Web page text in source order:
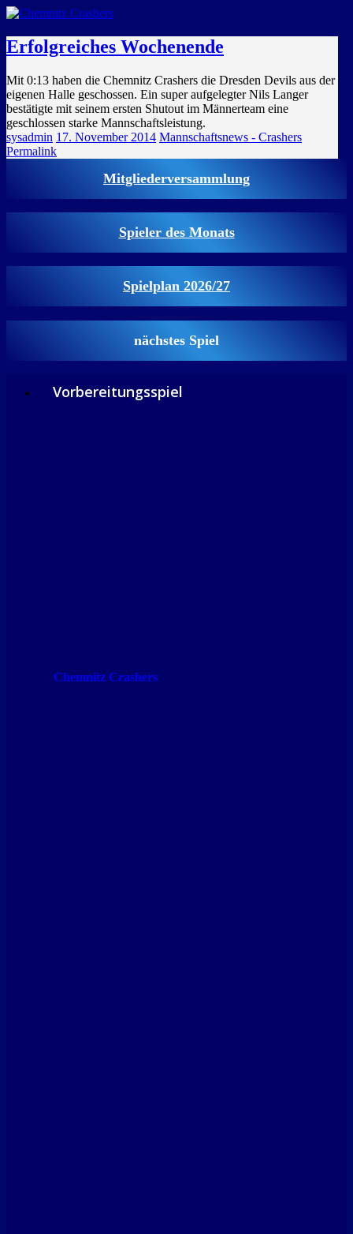
Erfolgreiches Wochenende
Mit 0:13 haben die Chemnitz Crashers die Dresden Devils aus der
eigenen Halle geschossen. Ein super aufgelegter Nils Langer
bestätigte mit seinem ersten Shutout im Männerteam eine
geschlossen starke Mannschaftsleistung.
sysadmin 17. November 2014 Mannschaftsnews - Crashers
Permalink
Mitgliederversammlung
Spieler des Monats
Spielplan 2026/27
nächstes Spiel
Vorbereitungsspiel
Chemnitz Crashers